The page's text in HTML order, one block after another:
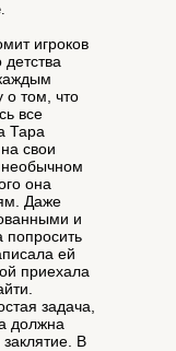
игроков
о том, что
все
Тара
свои
необычном
она
Даже
и
попросить
ей
приехала
задача,
должна
заклятие. В